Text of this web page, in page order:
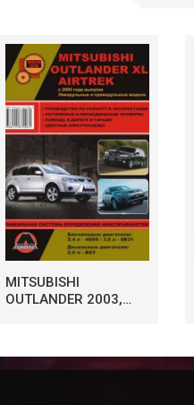
MITSUBISHI
OUTLANDER 2003,